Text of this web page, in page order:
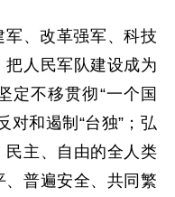
、改革强军、科技
人民军队建设成为
定不移贯彻“一个国
对和遏制“台独”；弘
主、自由的全人类
普遍安全、共同繁